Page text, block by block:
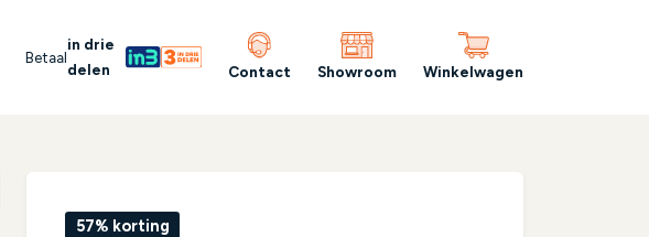
Betaal
in drie
delen
Contact Showroom Winkelwagen
57% korting